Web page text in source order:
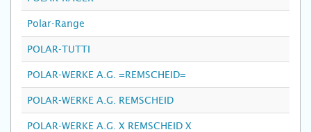
Polar-Range
POLAR-TUTTI
POLAR-WERKE A.G. =REMSCHEID=
POLAR-WERKE A.G. REMSCHEID
POLAR-WERKE A.G. X REMSCHEID X